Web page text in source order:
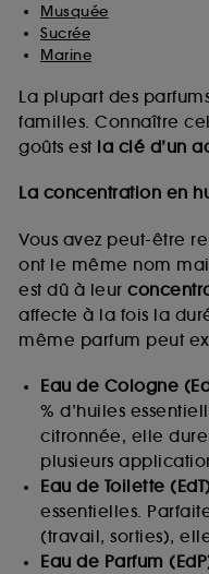
Musquée
Sucrée
Marine
La plupart des
familles. Connaître
goûts est la clé d’un
La concentration en
Vous avez peut-être
ont le même nom
est dû à leur
affecte à la fois la
même parfum peut
Eau de Cologne
% d’huiles
citronnée, elle
plusieurs
Eau de Toilette
essentielles.
(travail, sorties),
Eau de Parfum